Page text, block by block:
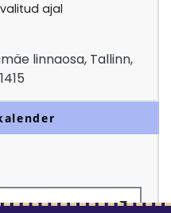
ajal
linnaosa, Tallinn,